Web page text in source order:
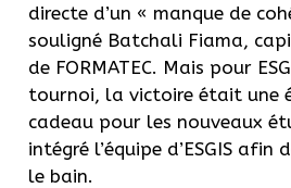
directe d’un « manque de
souligné Batchali Fiama,
de FORMATEC. Mais pour
tournoi, la victoire était une
cadeau pour les nouveaux
intégré l’équipe d’ESGIS afin
le bain.